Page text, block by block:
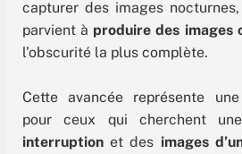
capturer des images
parvient à produire des images
l’obscurité la plus complète.
Cette avancée représente
pour ceux qui cherchent
interruption et des images